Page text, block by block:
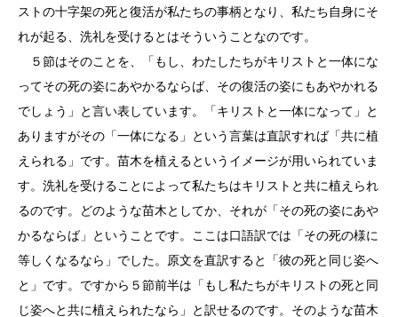
ストの十字架の死と復活が私たちの事柄となり、私たち自身にそ
れが起る、洗礼を受けるとはそういうことなのです。
５節はそのことを、「もし、わたしたちがキリストと一体にな
ってその死の姿にあやかるならば、その復活の姿にもあやかれる
でしょう」と言い表しています。「キリストと一体になって」と
ありますがその「一体になる」という言葉は直訳すれば「共に植
えられる」です。苗木を植えるというイメージが用いられていま
す。洗礼を受けることによって私たちはキリストと共に植えられ
るのです。どのような苗木としてか、それが「その死の姿にあや
かるならば」ということです。ここは口語訳では「その死の様に
等しくなるなら」でした。原文を直訳すると「彼の死と同じ姿へ
と」です。ですから５節前半は「もし私たちがキリストの死と同
じ姿へと共に植えられたなら」と訳せるのです。そのような苗木